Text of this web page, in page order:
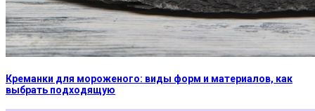
Креманки для мороженого: виды форм и материалов, как
выбрать подходящую